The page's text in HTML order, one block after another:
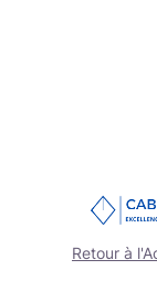
Retour à